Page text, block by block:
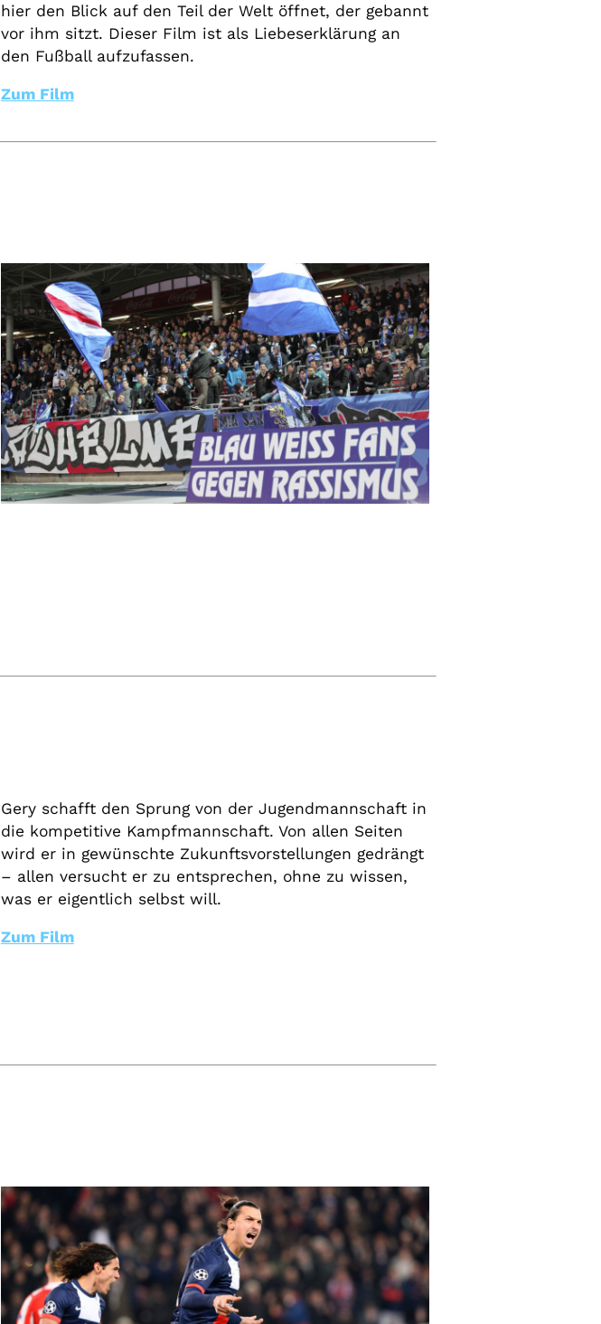
hier den Blick auf den Teil der Welt öffnet, der gebannt
vor ihm sitzt. Dieser Film ist als Liebeserklärung an
den Fußball aufzufassen.
Zum Film
Gery schafft den Sprung von der Jugendmannschaft in
die kompetitive Kampfmannschaft. Von allen Seiten
wird er in gewünschte Zukunftsvorstellungen gedrängt
– allen versucht er zu entsprechen, ohne zu wissen,
was er eigentlich selbst will.
Zum Film